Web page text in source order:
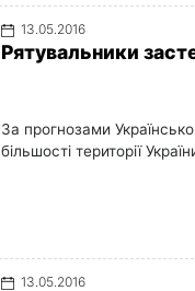
13.05.2016
Рятувальники
За прогнозами
більшості території
13.05.2016